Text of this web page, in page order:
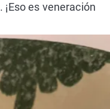
es veneración